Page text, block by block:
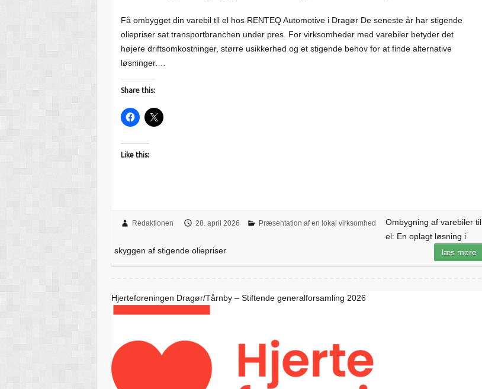
Få ombygget din varebil til el hos RENTEQ Automotive i Dragør De seneste år har stigende
oliepriser sat transportbranchen under pres. For virksomheder med varebiler betyder det
højere driftsomkostninger, større usikkerhed og et stigende behov for at finde alternative
løsninger.…
Share this:
Like this:
Redaktionen 28. april 2026 Præsentation af en lokal virksomhed
Ombygning af varebiler til
el: En oplagt løsning i
skyggen af stigende oliepriser
læs mere
Hjerteforeningen Dragør/Tårnby – Stiftende generalforsamling 2026